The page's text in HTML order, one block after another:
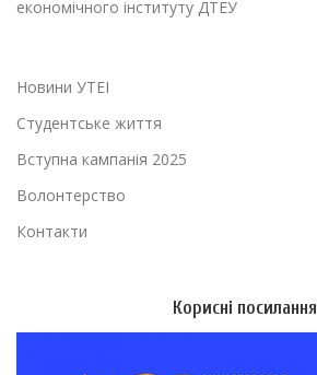
економічного інституту ДТЕУ
Новини УТЕІ
Студентське життя
Вступна кампанія 2025
Волонтерство
Контакти
Корисні посилання